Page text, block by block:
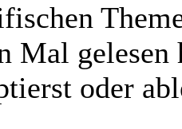
Mal gelesen
oder